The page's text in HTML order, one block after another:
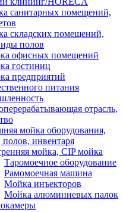
санитарных помещений,
складских помещений,
полов
офисных помещений
гостиниц
предприятий
питания
отрасль,
мойка оборудования,
полов, инвентаря
мойка, CIP мойка
Таромоечное оборудование
Рамомоечная машина
Мойка инъекторов
Мойка алюминиевых палок